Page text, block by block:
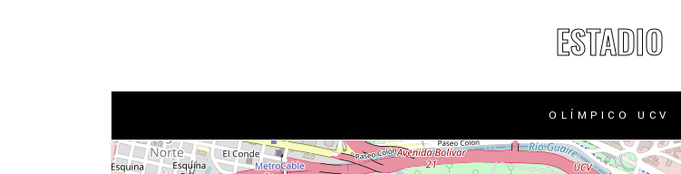
ESTADIO
OLÍMPICO UCV